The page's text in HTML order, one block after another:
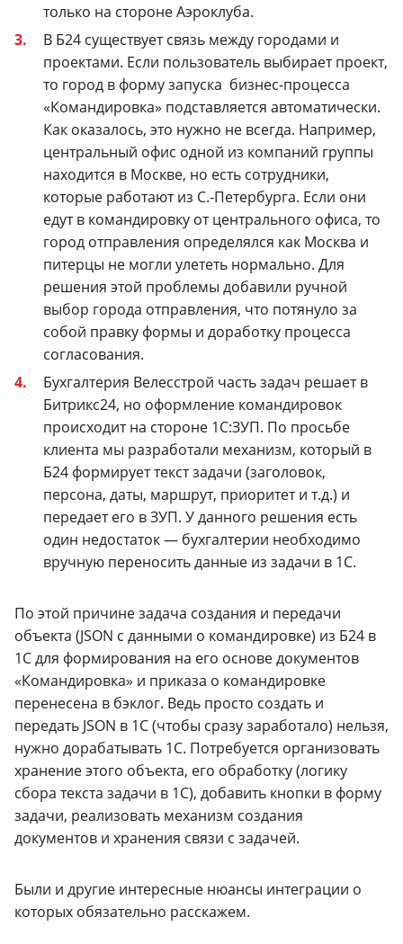
только на стороне Аэроклуба.
В Б24 существует связь между городами и
проектами. Если пользователь выбирает проект,
то город в форму запуска бизнес-процесса
«Командировка» подставляется автоматически.
Как оказалось, это нужно не всегда. Например,
центральный офис одной из компаний группы
находится в Москве, но есть сотрудники,
которые работают из С.-Петербурга. Если они
едут в командировку от центрального офиса, то
город отправления определялся как Москва и
питерцы не могли улететь нормально. Для
решения этой проблемы добавили ручной
выбор города отправления, что потянуло за
собой правку формы и доработку процесса
согласования.
Бухгалтерия Велесстрой часть задач решает в
Битрикс24, но оформление командировок
происходит на стороне 1С:ЗУП. По просьбе
клиента мы разработали механизм, который в
Б24 формирует текст задачи (заголовок,
персона, даты, маршрут, приоритет и т.д.) и
передает его в ЗУП. У данного решения есть
один недостаток — бухгалтерии необходимо
вручную переносить данные из задачи в 1С.
По этой причине задача создания и передачи
объекта (JSON с данными о командировке) из Б24 в
1С для формирования на его основе документов
«Командировка» и приказа о командировке
перенесена в бэклог. Ведь просто создать и
передать JSON в 1С (чтобы сразу заработало) нельзя,
нужно дорабатывать 1С. Потребуется организовать
хранение этого объекта, его обработку (логику
сбора текста задачи в 1С), добавить кнопки в форму
задачи, реализовать механизм создания
документов и хранения связи с задачей.
Были и другие интересные нюансы интеграции о
которых обязательно расскажем.